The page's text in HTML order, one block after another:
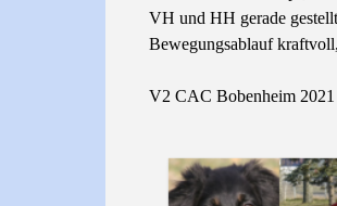
VH und HH gerade
Bewegungsablauf
V2 CAC Bobenheim 2021